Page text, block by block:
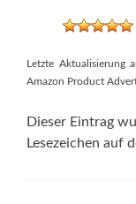
Letzte
Amazon Product
Dieser Eintrag
Lesezeichen auf